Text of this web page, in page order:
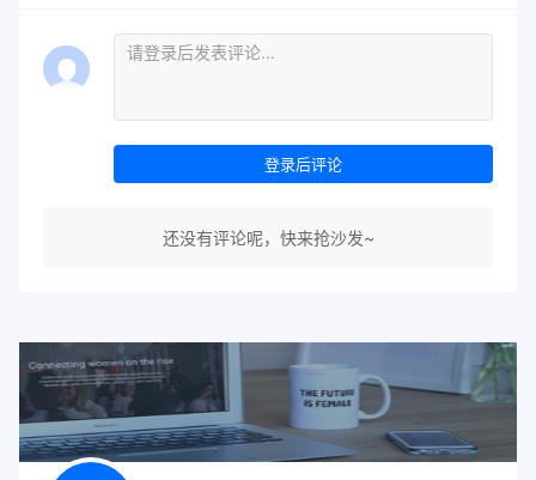
登录后评论
还没有评论呢，快来抢沙发~